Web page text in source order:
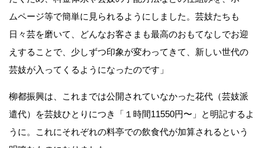
ムページ等で簡単に見られるようにしました。芸妓たちも
日々芸を磨いて、どんなお客さまも最高のおもてなしでお迎
えすることで、少しずつ印象が変わってきて、新しい世代の
芸妓が入ってくるようになったのです」
柳都振興は、これまでは公開されていなかった花代（芸妓派
遣代）を芸妓ひとりにつき「１時間11550円〜」と明記するよ
うに。これにそれぞれの料亭での飲食代が加算されるという